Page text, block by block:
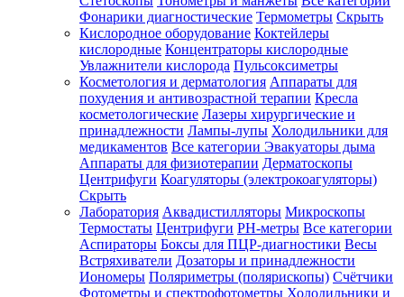
Фонарики диагностические Термометры Скрыть
Кислородное оборудование Коктейлеры
кислородные Концентраторы кислородные
Увлажнители кислорода Пульсоксиметры
Косметология и дерматология Аппараты для
похудения и антивозрастной терапии Кресла
косметологические Лазеры хирургические и
принадлежности Лампы-лупы Холодильники для
медикаментов Все категории Эвакуаторы дыма
Аппараты для физиотерапии Дерматоскопы
Центрифуги Коагуляторы (электрокоагуляторы)
Скрыть
Лаборатория Аквадистилляторы Микроскопы
Термостаты Центрифуги PH-метры Все категории
Аспираторы Боксы для ПЦР-диагностики Весы
Встряхиватели Дозаторы и принадлежности
Иономеры Поляриметры (полярископы) Счётчики
Фотометры и спектрофотометры Холодильники и